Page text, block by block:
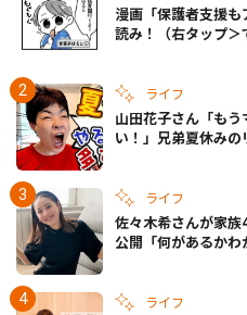
漫画「保護者支援
読み！（右タップ＞
ライフ
山田花子さん「も
い！」兄弟夏休み
ライフ
佐々木希さんが家
公開「何があるか
ライフ